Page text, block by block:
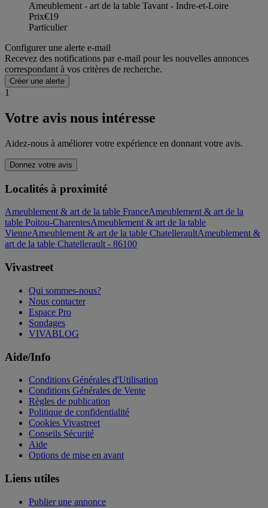
Ameublement - art de la table Tavant - Indre-et-Loire
Prix€19
Particulier
Configurer une alerte e-mail
Recevez des notifications par e-mail pour les nouvelles annonces
correspondant à vos critères de recherche.
Créer une alerte
1
Votre avis nous intéresse
Aidez-nous à améliorer votre expérience en donnant votre avis.
Donnez votre avis
Localités à proximité
Ameublement & art de la table FranceAmeublement & art de la
table Poitou-CharentesAmeublement & art de la table
VienneAmeublement & art de la table ChatelleraultAmeublement &
art de la table Chatellerault - 86100
Vivastreet
Qui sommes-nous?
Nous contacter
Espace Pro
Sondages
VIVABLOG
Aide/Info
Conditions Générales d'Utilisation
Conditions Générales de Vente
Règles de publication
Politique de confidentialité
Cookies Vivastreet
Conseils Sécurité
Aide
Options de mise en avant
Liens utiles
Publier une annonce